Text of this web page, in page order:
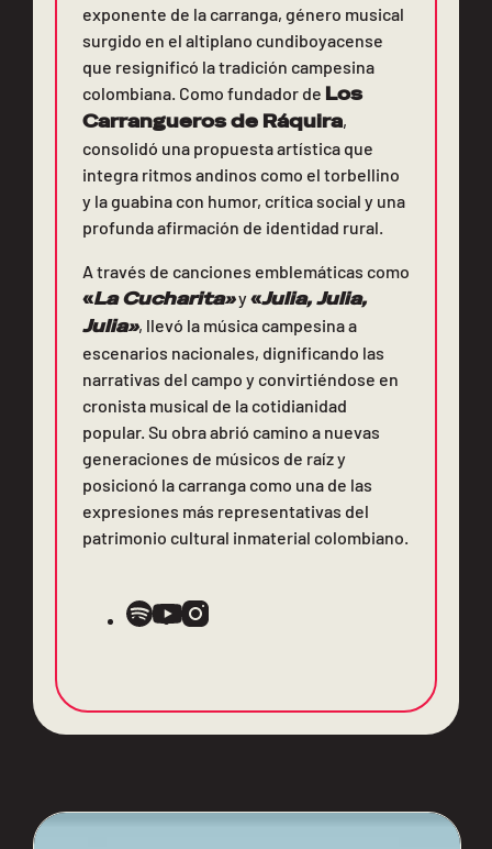
exponente de la carranga, género musical
surgido en el altiplano cundiboyacense
que resignificó la tradición campesina
colombiana. Como fundador de Los
Carrangueros de Ráquira,
consolidó una propuesta artística que
integra ritmos andinos como el torbellino
y la guabina con humor, crítica social y una
profunda afirmación de identidad rural.
A través de canciones emblemáticas como
«La Cucharita»y«Julia, Julia,
Julia», llevó la música campesina a
escenarios nacionales, dignificando las
narrativas del campo y convirtiéndose en
cronista musical de la cotidianidad
popular. Su obra abrió camino a nuevas
generaciones de músicos de raíz y
posicionó la carranga como una de las
expresiones más representativas del
patrimonio cultural inmaterial colombiano.